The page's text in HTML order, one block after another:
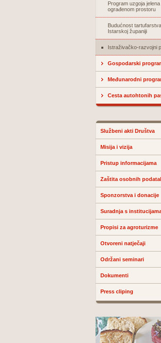
Program uzgoja
ograđenom prostoru
Budućnost
Istarskoj županiji
Istraživačko-razvojni
Gospodarski
Međunarodni
Cesta autohtonih
Službeni akti Društva
Misija i vizija
Pristup informacijama
Zaštita osobnih
Sponzorstva i donacije
Suradnja s
Propisi za agroturizme
Otvoreni natječaji
Održani seminari
Dokumenti
Press cliping